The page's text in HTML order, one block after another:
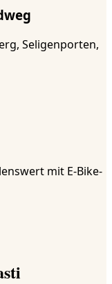
Seligenporten,
mit E-Bike-